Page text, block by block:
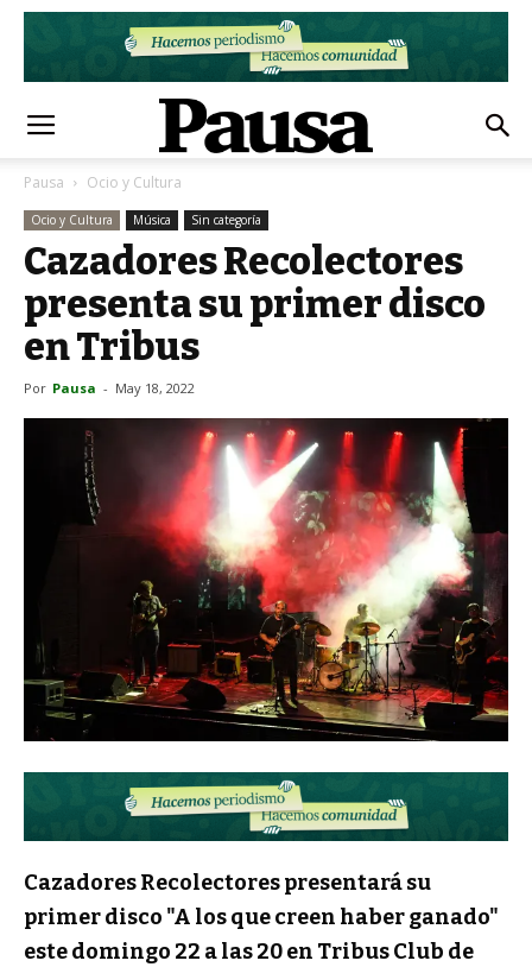
Pausa Ocio y Cultura
Ocio y Cultura Música Sin categoría
Cazadores Recolectores
presenta su primer disco
en Tribus
Por Pausa - May 18, 2022
Cazadores Recolectores presentará su
primer disco "A los que creen haber ganado"
este domingo 22 a las 20 en Tribus Club de